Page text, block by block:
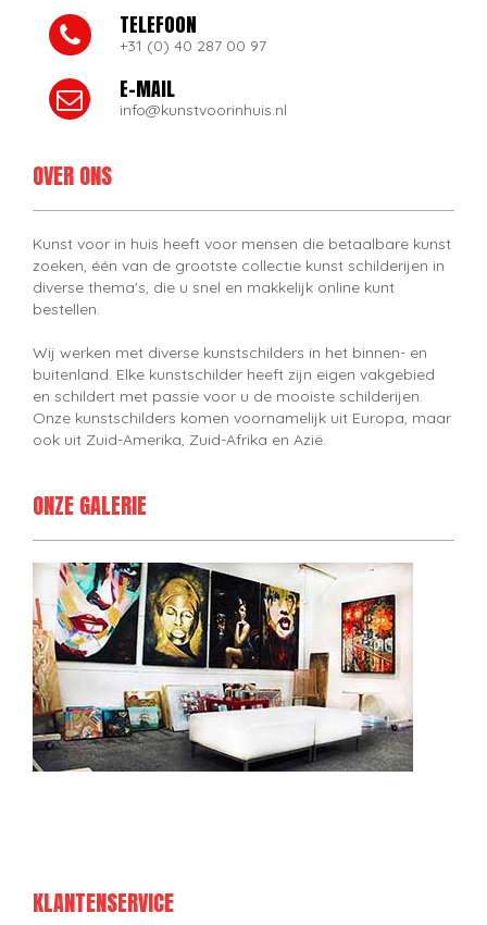
TELEFOON
+31 (0) 40 287 00 97
E-MAIL
info@kunstvoorinhuis.nl
OVER ONS
Kunst voor in huis heeft voor mensen die betaalbare kunst
zoeken, één van de grootste collectie kunst schilderijen in
diverse thema's, die u snel en makkelijk online kunt
bestellen.
Wij werken met diverse kunstschilders in het binnen- en
buitenland. Elke kunstschilder heeft zijn eigen vakgebied
en schildert met passie voor u de mooiste schilderijen.
Onze kunstschilders komen voornamelijk uit Europa, maar
ook uit Zuid-Amerika, Zuid-Afrika en Azië.
ONZE GALERIE
KLANTENSERVICE